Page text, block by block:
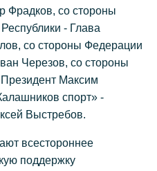
Фрадков, со стороны
- Глава
со стороны Федерации
Черезов, со стороны
Максим
спорт» -
Выстребов.
всестороннее
поддержку